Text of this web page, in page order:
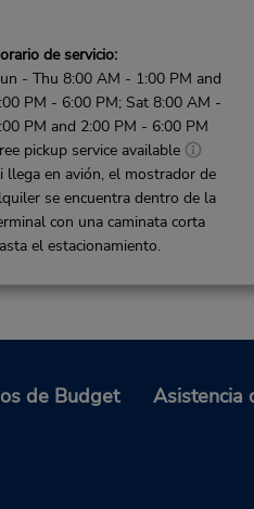
de servicio:
- Thu 8:00 AM - 1:00 PM and
PM - 6:00 PM; Sat 8:00 AM -
PM and 2:00 PM - 6:00 PM
pickup service available
llega en avión, el mostrador de
se encuentra dentro de la
con una caminata corta
el estacionamiento.
- Thu 8:00 AM - 11:00 PM;
4:00 PM - 9:00 PM; Sat 8:00
de Budget Asistencia